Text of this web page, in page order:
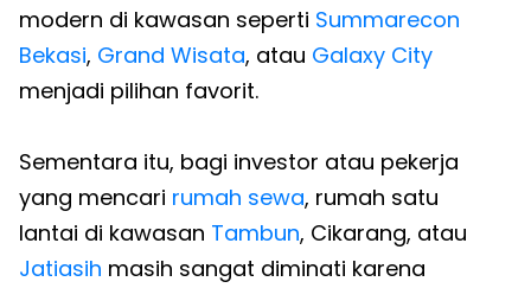
modern di kawasan seperti Summarecon
Bekasi, Grand Wisata, atau Galaxy City
menjadi pilihan favorit.
Sementara itu, bagi investor atau pekerja
yang mencari rumah sewa, rumah satu
lantai di kawasan Tambun, Cikarang, atau
Jatiasih masih sangat diminati karena